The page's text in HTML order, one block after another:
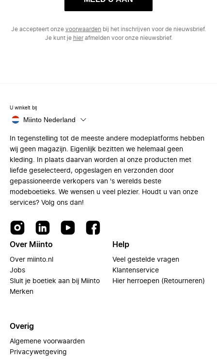
Je accepteert onze voorwaarden bij het inschrijven voor de nieuwsbrief.
Je kunt je hierafmelden voor onze nieuwsbrief.
U winkelt bij
Miinto Nederland
In tegenstelling tot de meeste andere modeplatforms hebben
wij geen magazijn. Eigenlijk bezitten we helemaal geen
kleding. In plaats daarvan worden al onze producten met
liefde geselecteerd, opgeslagen en verzonden door
gepassioneerde verkopers van 's werelds beste
modeboetieks. We wensen u veel plezier. Houdt u van onze
services? Volg ons dan!
Over Miinto
Over miinto.nl
Jobs
Sluit je boetiek aan bij Miinto
Merken
Help
Veel gestelde vragen
Klantenservice
Hier herroepen (Retourneren)
Overig
Algemene voorwaarden
Privacywetgeving